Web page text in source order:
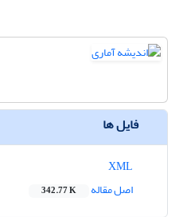
فایل ها
اصل مقاله
342.77 K